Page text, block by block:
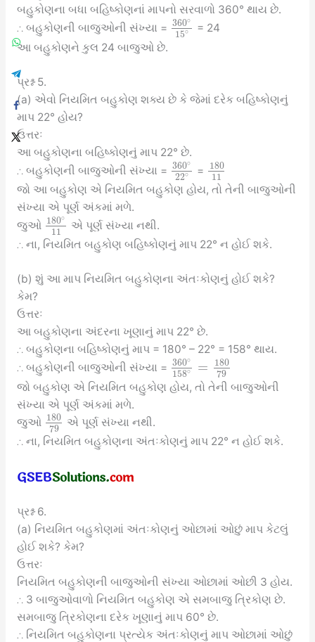
બહુકોણના બધા બહિષ્કોણનાં માપનો સરવાળો 360° થાય છે.
∴ બહુકોણની બાજુઓની સંખ્યા = 360∘
15∘
= 24
આ બહુકોણને કુલ 24 બાજુઓ છે.
પ્રશ્ન 5.
(a) એવો નિયમિત બહુકોણ શક્ય છે કે જેમાં દરેક બહિષ્કોણનું
માપ 22° હોય?
ઉત્તરઃ
આ બહુકોણના બહિષ્કોણનું માપ 22° છે.
∴ બહુકોણની બાજુઓની સંખ્યા = 360∘
22∘ =
180
11
જો આ બહુકોણ એ નિયમિત બહુકોણ હોય, તો તેની બાજુઓની
સંખ્યા એ પૂર્ણ અંકમાં મળે.
જુઓ 180∘
11
એ પૂર્ણ સંખ્યા નથી.
∴ ના, નિયમિત બહુકોણ બહિષ્કોણનું માપ 22° ન હોઈ શકે.
(b) શું આ માપ નિયમિત બહુકોણના અંતઃકોણનું હોઈ શકે?
કેમ?
ઉત્તરઃ
આ બહુકોણના અંદરના ખૂણાનું માપ 22° છે.
∴ બહુકોણના બહિષ્કોણનું માપ = 180° – 22° = 158° થાય.
∴ બહુકોણની બાજુઓની સંખ્યા = 360∘
158∘ =
180
79
જો બહુકોણ એ નિયમિત બહુકોણ હોય, તો તેની બાજુઓની
સંખ્યા એ પૂર્ણ અંકમાં મળે.
જુઓ 180
79
એ પૂર્ણ સંખ્યા નથી.
∴ ના, નિયમિત બહુકોણના અંતઃકોણનું માપ 22° ન હોઈ શકે.
પ્રશ્ન 6.
(a) નિયમિત બહુકોણમાં અંતઃકોણનું ઓછામાં ઓછું માપ કેટલું
હોઈ શકે? કેમ?
ઉત્તરઃ
નિયમિત બહુકોણની બાજુઓની સંખ્યા ઓછામાં ઓછી 3 હોય.
∴ 3 બાજુઓવાળો નિયમિત બહુકોણ એ સમબાજુ ત્રિકોણ છે.
સમબાજુ ત્રિકોણના દરેક ખૂણાનું માપ 60° છે.
∴ નિયમિત બહુકોણના પ્રત્યેક અંતઃકોણનું માપ ઓછામાં ઓછું